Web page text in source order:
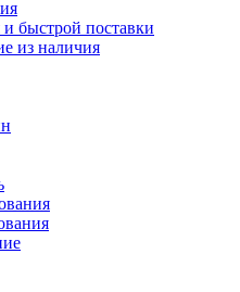
быстрой поставки